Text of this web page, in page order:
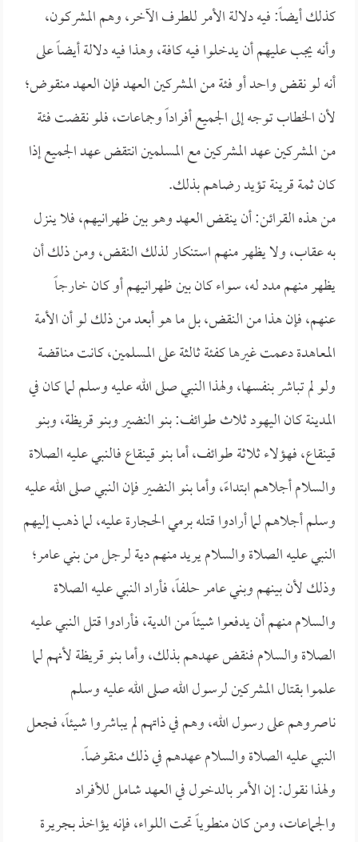
كذلك أيضاً: فيه دلالة الأمر للطرف الآخر، وهم المشركون،
وأنه يجب عليهم أن يدخلوا فيه كافة، وهذا فيه دلالة أيضاً على
أنه لو نقض واحد أو فئة من المشركين العهد فإن العهد منقوض؛
لأن الخطاب توجه إلى الجميع أفراداً وجماعات، فلو نقضت فئة
من المشركين عهد المشركين مع المسلمين انتقض عهد الجميع إذا
كان ثمة قرينة تؤيد رضاهم بذلك.
من هذه القرائن: أن ينقض العهد وهو بين ظهرانيهم، فلا ينزل
به عقاب، ولا يظهر منهم استنكار لذلك النقض، ومن ذلك أن
يظهر منهم مدد له، سواء كان بين ظهرانيهم أو كان خارجاً
عنهم، فإن هذا من النقض، بل ما هو أبعد من ذلك لو أن الأمة
المعاهدة دعمت غيرها كفئة ثالثة على المسلمين، كانت مناقضة
ولو لم تباشر بنفسها، ولهذا النبي صلى الله عليه وسلم لما كان في
المدينة كان اليهود ثلاث طوائف: بنو النضير وبنو قريظة، وبنو
قينقاع، فهؤلاء ثلاثة طوائف، أما بنو قينقاع فالنبي عليه الصلاة
والسلام أجلاهم ابتداءً، وأما بنو النضير فإن النبي صلى الله عليه
وسلم أجلاهم لما أرادوا قتله برمي الحجارة عليه، لما ذهب إليهم
النبي عليه الصلاة والسلام يريد منهم دية لرجل من بني عامر؛
وذلك لأن بينهم وبني عامر حلفاً، فأراد النبي عليه الصلاة
والسلام منهم أن يدفعوا شيئاً من الدية، فأرادوا قتل النبي عليه
الصلاة والسلام فنقض عهدهم بذلك، وأما بنو قريظة لأنهم لما
علموا بقتال المشركين لرسول الله صلى الله عليه وسلم
ناصروهم على رسول الله، وهم في ذاتهم لم يباشروا شيئاً، فجعل
النبي عليه الصلاة والسلام عهدهم في ذلك منقوضاً.
ولهذا نقول: إن الأمر بالدخول في العهد شامل للأفراد
والجماعات، ومن كان منطوياً تحت اللواء، فإنه يؤاخذ بجريرة